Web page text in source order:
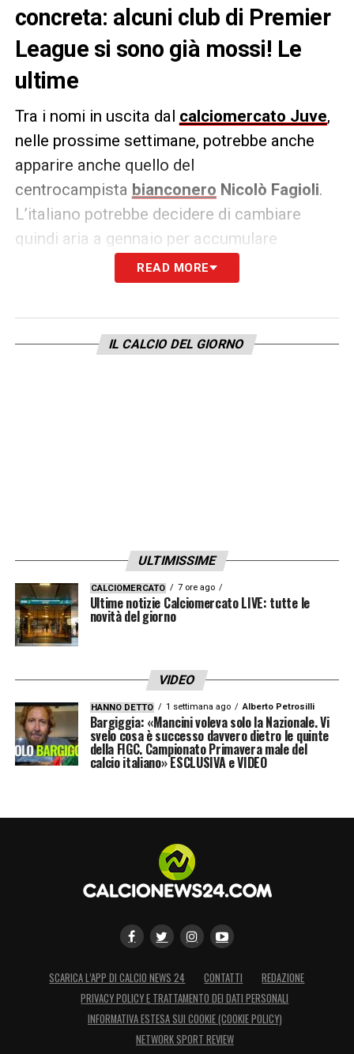
concreta: alcuni club di Premier
League si sono già mossi! Le
ultime
Tra i nomi in uscita dal calciomercato Juve,
nelle prossime settimane, potrebbe anche
apparire anche quello del
centrocampista bianconero Nicolò Fagioli.
L’italiano potrebbe decidere di cambiare
quindi aria a gennaio per accumulare
maggior minutaggio da titolare e fare più
esperienza anche in ottica azzurra.
la sua possibile destinazione potrebbe
LA PLAYLIST DELLE NOSTRE TOP NEWS
READ MORE
IL CALCIO DEL GIORNO
ULTIMISSIME
CALCIOMERCATO 7 ore ago
Ultime notizie Calciomercato LIVE: tutte le
novità del giorno
VIDEO
HANNO DETTO 1 settimana ago Alberto Petrosilli
Bargiggia: «Mancini voleva solo la Nazionale. Vi
svelo cosa è successo davvero dietro le quinte
della FIGC. Campionato Primavera male del
calcio italiano» ESCLUSIVA e VIDEO
SCARICA L’APP DI CALCIO NEWS 24 CONTATTI
REDAZIONE
PRIVACY POLICY E TRATTAMENTO DEI DATI PERSONALI
INFORMATIVA ESTESA SUI COOKIE (COOKIE POLICY)
NETWORK SPORT REVIEW